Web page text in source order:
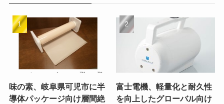
味の素、岐阜県可児市に半
導体パッケージ向け層間絶
富士電機、軽量化と耐久性
を向上したグローバル向け